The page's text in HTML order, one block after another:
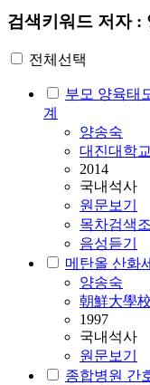
검색키워드 저자 :
전체선택
부모 양육태
계
양송숙
대진대학
2014
국내석사
원문보기
목차검색
음성듣기
메탄올 산화
양송숙
朝鮮大學
1997
국내석사
원문보기
종합병원 간